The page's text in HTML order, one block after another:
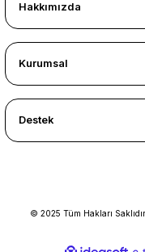
Hakkımızda
Kurumsal
Destek
© 2025 Tüm Hakları